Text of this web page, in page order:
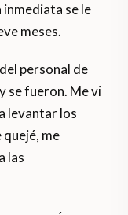
inmediata se le
meses.
personal de
se fueron. Me vi
levantar los
me
las